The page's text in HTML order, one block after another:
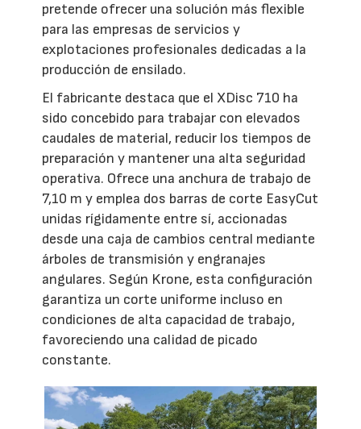
pretende ofrecer una solución más flexible
para las empresas de servicios y
explotaciones profesionales dedicadas a la
producción de ensilado.
El fabricante destaca que el XDisc 710 ha
sido concebido para trabajar con elevados
caudales de material, reducir los tiempos de
preparación y mantener una alta seguridad
operativa. Ofrece una anchura de trabajo de
7,10 m y emplea dos barras de corte EasyCut
unidas rígidamente entre sí, accionadas
desde una caja de cambios central mediante
árboles de transmisión y engranajes
angulares. Según Krone, esta configuración
garantiza un corte uniforme incluso en
condiciones de alta capacidad de trabajo,
favoreciendo una calidad de picado
constante.